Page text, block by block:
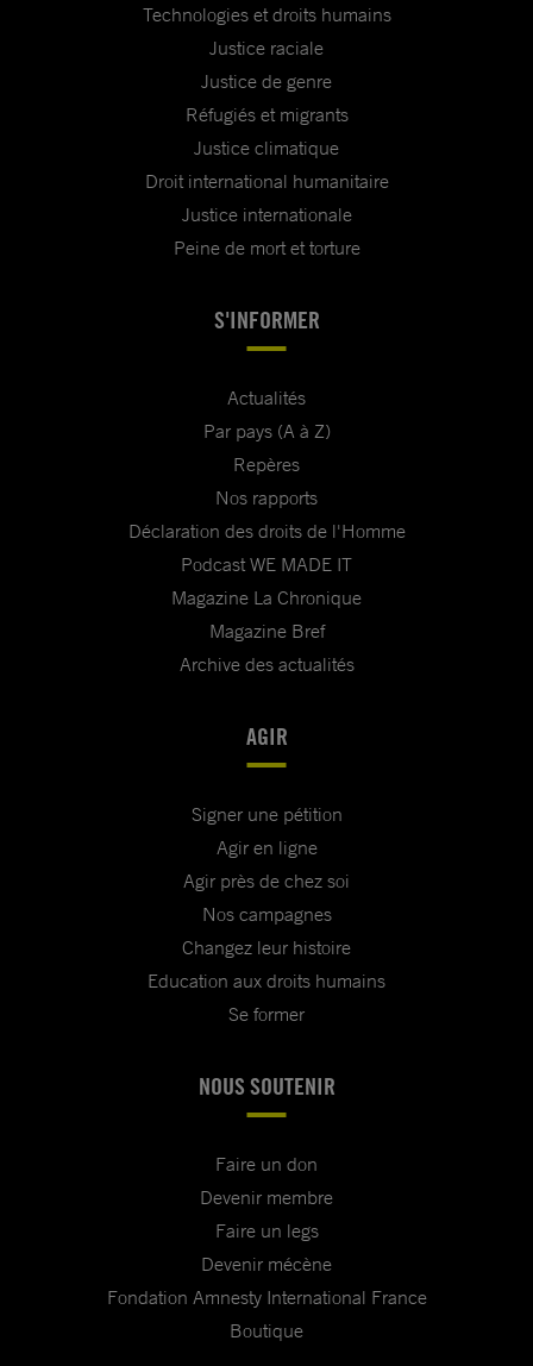
Technologies et droits humains
Justice raciale
Justice de genre
Réfugiés et migrants
Justice climatique
Droit international humanitaire
Justice internationale
Peine de mort et torture
S'INFORMER
Actualités
Par pays (A à Z)
Repères
Nos rapports
Déclaration des droits de l'Homme
Podcast WE MADE IT
Magazine La Chronique
Magazine Bref
Archive des actualités
AGIR
Signer une pétition
Agir en ligne
Agir près de chez soi
Nos campagnes
Changez leur histoire
Education aux droits humains
Se former
NOUS SOUTENIR
Faire un don
Devenir membre
Faire un legs
Devenir mécène
Fondation Amnesty International France
Boutique